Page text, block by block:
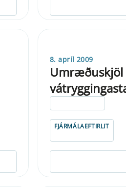
8. apríl 2009
Umræðuskjöl
FJÁRMÁLAEFTIRLIT